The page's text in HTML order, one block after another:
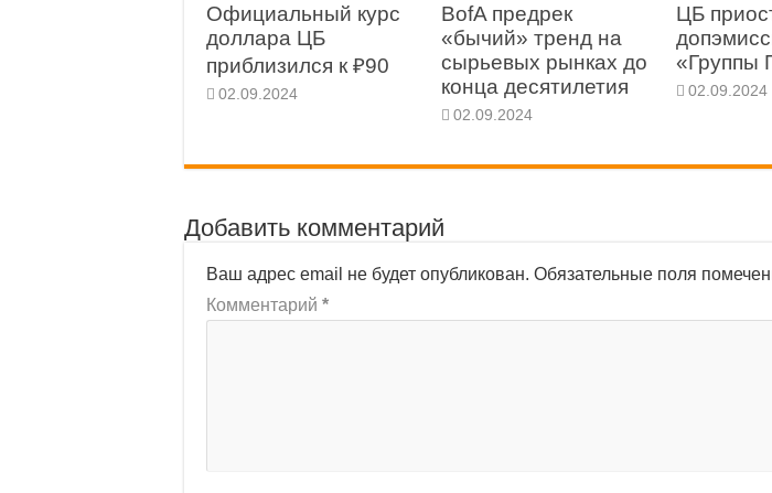
Официальный курс
доллара ЦБ
приблизился к ₽90
02.09.2024
BofA предрек
«бычий» тренд на
сырьевых рынках до
конца десятилетия
02.09.2024
ЦБ
«Группы
02.09.2024
Добавить комментарий
Ваш адрес email не будет опубликован. Обязательные поля
Комментарий *